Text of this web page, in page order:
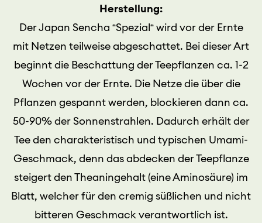
Herstellung:
Der Japan Sencha “Spezial“ wird vor der Ernte
mit Netzen teilweise abgeschattet. Bei dieser Art
beginnt die Beschattung der Teepflanzen ca. 1-2
Wochen vor der Ernte. Die Netze die über die
Pflanzen gespannt werden, blockieren dann ca.
50-90% der Sonnenstrahlen. Dadurch erhält der
Tee den charakteristisch und typischen Umami-
Geschmack, denn das abdecken der Teepflanze
steigert den Theaningehalt (eine Aminosäure) im
Blatt, welcher für den cremig süßlichen und nicht
bitteren Geschmack verantwortlich ist.